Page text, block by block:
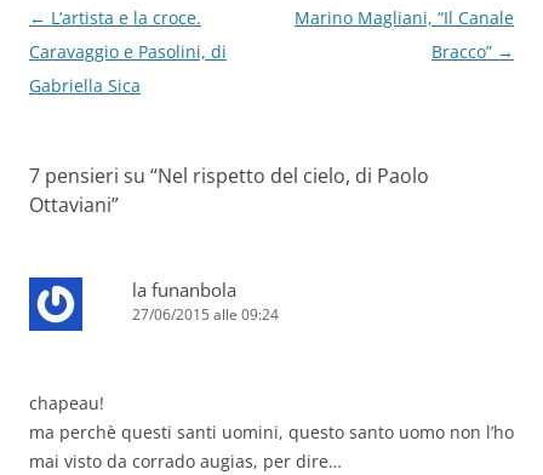
Navigazione
articolo
← L’artista e la croce.
Caravaggio e Pasolini, di
Gabriella Sica
Marino Magliani, “Il Canale
Bracco” →
7 pensieri su “Nel rispetto del cielo, di Paolo
Ottaviani”
la funanbola
27/06/2015 alle 09:24
chapeau!
ma perchè questi santi uomini, questo santo uomo non l’ho
mai visto da corrado augias, per dire…